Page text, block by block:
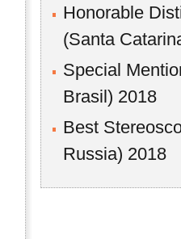
Honorable
(Santa
Special
Brasil) 2018
Best
Russia) 2018